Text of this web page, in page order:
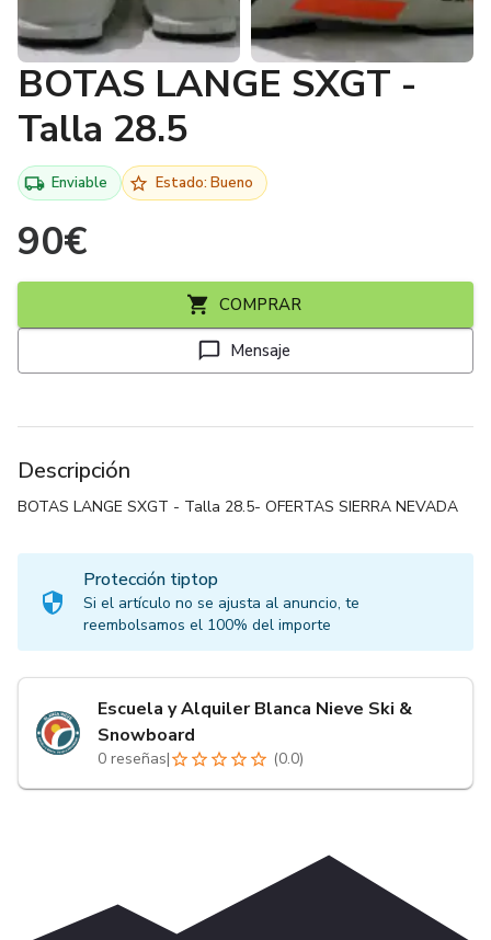
BOTAS LANGE SXGT -
Talla 28.5
Enviable Estado: Bueno
90€
COMPRAR
Mensaje
Descripción
BOTAS LANGE SXGT - Talla 28.5- OFERTAS SIERRA NEVADA
Protección tiptop
Si el artículo no se ajusta al anuncio, te
reembolsamos el 100% del importe
Escuela y Alquiler Blanca Nieve Ski &
Snowboard
0 reseñas| (0.0)